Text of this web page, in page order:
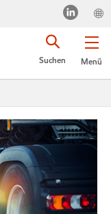
Menü
Suchen